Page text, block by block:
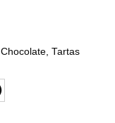
Chocolate Tartas